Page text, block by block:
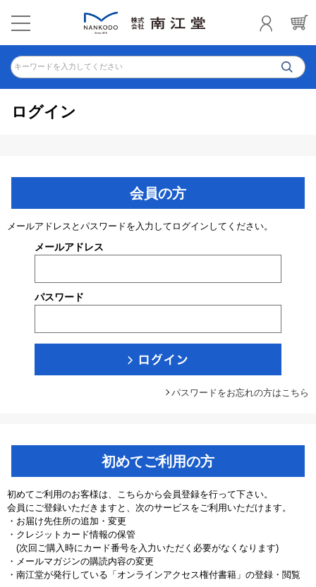
キーワードを入力してください
ログイン
会員の方
メールアドレスとパスワードを入力してログインしてください。
メールアドレス
パスワード
パスワードをお忘れの方はこちら
初めてご利用の方
初めてご利用のお客様は、こちらから会員登録を行って下さい。
会員にご登録いただきますと、次のサービスをご利用いただけます。
・お届け先住所の追加・変更
・クレジットカード情報の保管
(次回ご購入時にカード番号を入力いただく必要がなくなります)
・メールマガジンの購読内容の変更
・南江堂が発行している「オンラインアクセス権付書籍」の登録・閲覧